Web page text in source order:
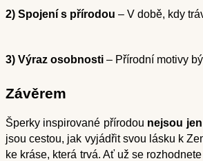
2) Spojení s přírodou – V době, kdy
3) Výraz osobnosti – Přírodní motivy
Závěrem
Šperky inspirované přírodou nejsou
jsou cestou, jak vyjádřit svou lásku k
ke kráse, která trvá. Ať už se